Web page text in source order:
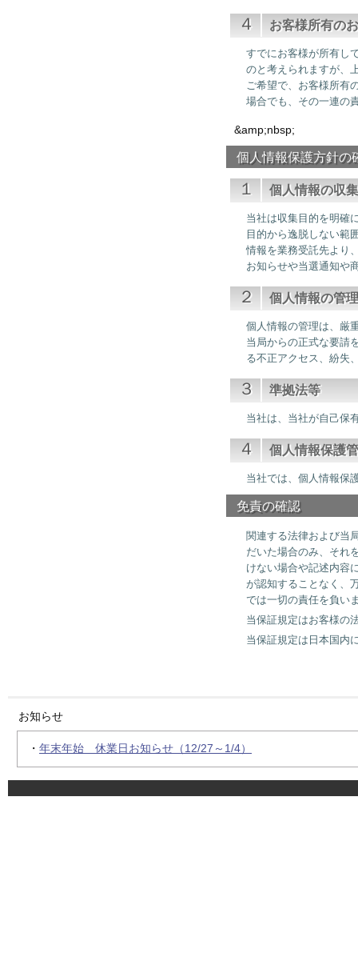
４ お客様所有の
すでにお客様が所有し
のと考えられますが、
ご希望で、お客様所有
場合でも、その一連の
&amp;nbsp;
個人情報保護方針の
１ 個人情報の収
当社は収集目的を明確
目的から逸脱しない範
情報を業務受託先より
お知らせや当選通知や
２ 個人情報の管
個人情報の管理は、厳
当局からの正式な要請
る不正アクセス、紛失
３ 準拠法等
当社は、当社が自己保
４ 個人情報保護
当社では、個人情報保
免責の確認
関連する法律および当
だいた場合のみ、それ
けない場合や記述内容
が認知することなく、
では一切の責任を負い
当保証規定はお客様の
当保証規定は日本国内
お知らせ
・ 年末年始 休業日お知らせ（12/27～1/4）